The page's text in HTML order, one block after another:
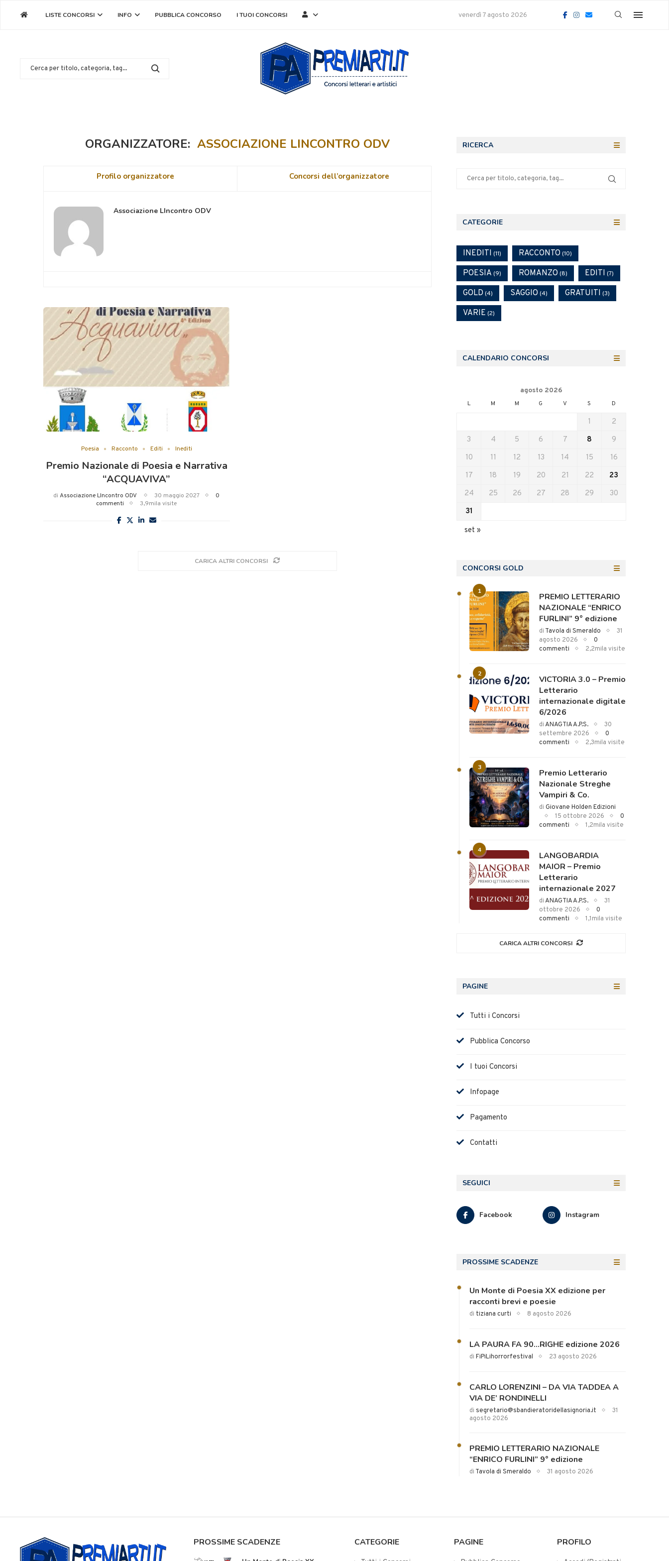
LISTE CONCORSI INFO PUBBLICA CONCORSO I TUOI CONCORSI venerdì 7 agosto 2026
ORGANIZZATORE: ASSOCIAZIONE LINCONTRO ODV
Profilo organizzatore Concorsi dell’organizzatore
Associazione LIncontro ODV
Poesia Racconto Editi Inediti
Premio Nazionale di Poesia e Narrativa
“ACQUAVIVA”
diAssociazione LIncontro ODV 30 maggio 2027
0
commenti
3,9mila visite
CARICA ALTRI CONCORSI
RICERCA
CATEGORIE
INEDITI (11) RACCONTO (10)
POESIA (9) ROMANZO (8) EDITI (7)
GOLD (4) SAGGIO (4) GRATUITI (3)
VARIE (2)
CALENDARIO CONCORSI
agosto 2026
L M M G V S D
1
2
3
4 5 6 7 8
9
10
11 12 13 14 15
16
17
18 19 20 21 22
23
24
25 26 27 28 29
30
31
set »
CONCORSI GOLD
1
PREMIO LETTERARIO
NAZIONALE “ENRICO
FURLINI” 9° edizione
di Tavola di Smeraldo
31
agosto 2026
0
commenti
2,2mila visite
2
VICTORIA 3.0 – Premio
Letterario
internazionale digitale
6/2026
diANAGTIA A.P.S.
30
settembre 2026
0
commenti
2,3mila visite
3
Premio Letterario
Nazionale Streghe
Vampiri & Co.
di Giovane Holden Edizioni
15 ottobre 2026
0
commenti
1,2mila visite
4
LANGOBARDIA
MAIOR – Premio
Letterario
internazionale 2027
diANAGTIA A.P.S.
31
ottobre 2026
0
commenti
1,1mila visite
CARICA ALTRI CONCORSI
PAGINE
Tutti i Concorsi
Pubblica Concorso
I tuoi Concorsi
Infopage
Pagamento
Contatti
SEGUICI
Facebook Instagram
PROSSIME SCADENZE
Un Monte di Poesia XX edizione per
racconti brevi e poesie
di tiziana curti 8 agosto 2026
LA PAURA FA 90…RIGHE edizione 2026
di FiPiLihorrorfestival 23 agosto 2026
CARLO LORENZINI – DA VIA TADDEA A
VIA DE’ RONDINELLI
di segretario@sbandieratoridellasignoria.it
31
agosto 2026
PREMIO LETTERARIO NAZIONALE
“ENRICO FURLINI” 9° edizione
di Tavola di Smeraldo 31 agosto 2026
PROSSIME SCADENZE CATEGORIE PAGINE PROFILO